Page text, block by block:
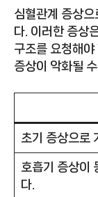
심혈관계 증상으
다. 이러한 증상
구조를 요청해
증상이 악화될
초기 증상으로
호흡기 증상이
다.